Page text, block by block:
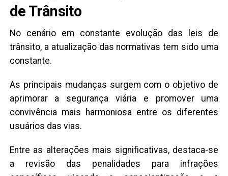
de Trânsito
No cenário em constante evolução das leis de
trânsito, a atualização das normativas tem sido uma
constante.
As principais mudanças surgem com o objetivo de
aprimorar a segurança viária e promover uma
convivência mais harmoniosa entre os diferentes
usuários das vias.
Entre as alterações mais significativas, destaca-se
a revisão das penalidades para infrações